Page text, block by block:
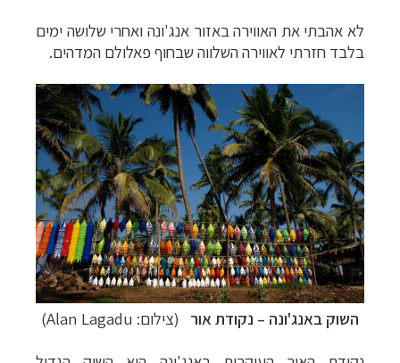
לא אהבתי את האווירה באזור אנג'ונה ואחרי שלושה ימים
בלבד חזרתי לאווירה השלווה שבחוף פאלולם המדהים.
השוק באנג'ונה – נקודת אור (צילום: Alan Lagadu)